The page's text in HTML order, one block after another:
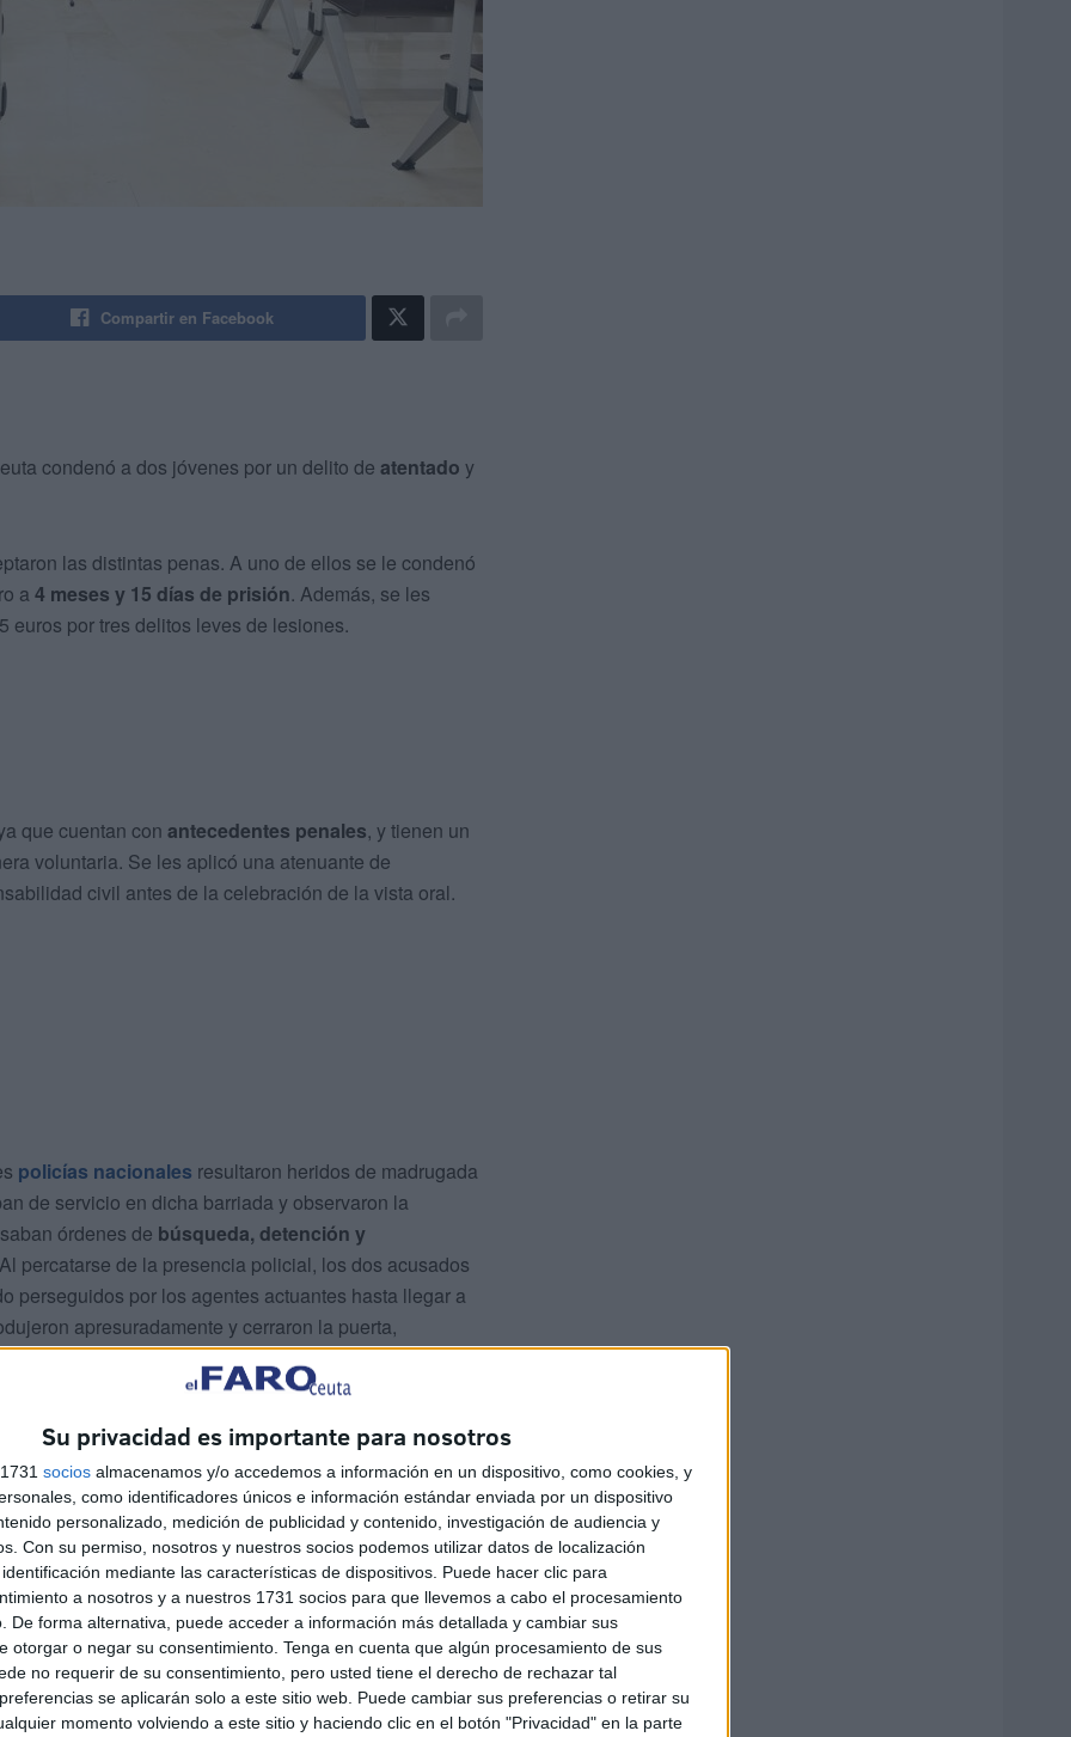
Su privacidad es importante para nosotros
socios almacenamos y/o accedemos a información en un dispositivo, como cookies, y
como identificadores únicos e información estándar enviada por un dispositivo
personalizado, medición de publicidad y contenido, investigación de audiencia y
Con su permiso, nosotros y nuestros socios podemos utilizar datos de localización
mediante las características de dispositivos. Puede hacer clic para
a nosotros y a nuestros 1731 socios para que llevemos a cabo el procesamiento
De forma alternativa, puede acceder a información más detallada y cambiar sus
otorgar o negar su consentimiento. Tenga en cuenta que algún procesamiento de sus
no requerir de su consentimiento, pero usted tiene el derecho de rechazar tal
se aplicarán solo a este sitio web. Puede cambiar sus preferencias o retirar su
momento volviendo a este sitio y haciendo clic en el botón "Privacidad" en la parte
Compartir en Facebook
condenó a dos jóvenes por un delito de atentado y
las distintas penas. A uno de ellos se le condenó
a 4 meses y 15 días de prisión. Además, se les
euros por tres delitos leves de lesiones.
que cuentan con antecedentes penales, y tienen un
voluntaria. Se les aplicó una atenuante de
civil antes de la celebración de la vista oral.
policías nacionales resultaron heridos de madrugada
de servicio en dicha barriada y observaron la
órdenes de búsqueda, detención y
Al percatarse de la presencia policial, los dos acusados
perseguidos por los agentes actuantes hasta llegar a
apresuradamente y cerraron la puerta,
domicilio, situada a unos 10-12 metros de altura,
y con ánimo deatentar contra el principio de